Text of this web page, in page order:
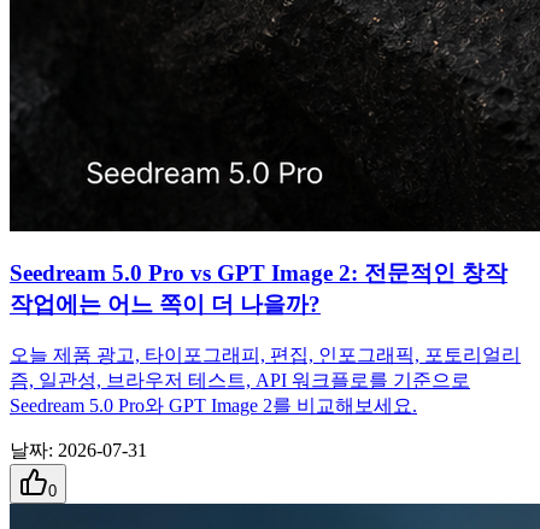
Seedream 5.0 Pro vs GPT Image 2: 전문적인 창작
작업에는 어느 쪽이 더 나을까?
오늘 제품 광고, 타이포그래피, 편집, 인포그래픽, 포토리얼리
즘, 일관성, 브라우저 테스트, API 워크플로를 기준으로
Seedream 5.0 Pro와 GPT Image 2를 비교해보세요.
날짜: 2026-07-31
0